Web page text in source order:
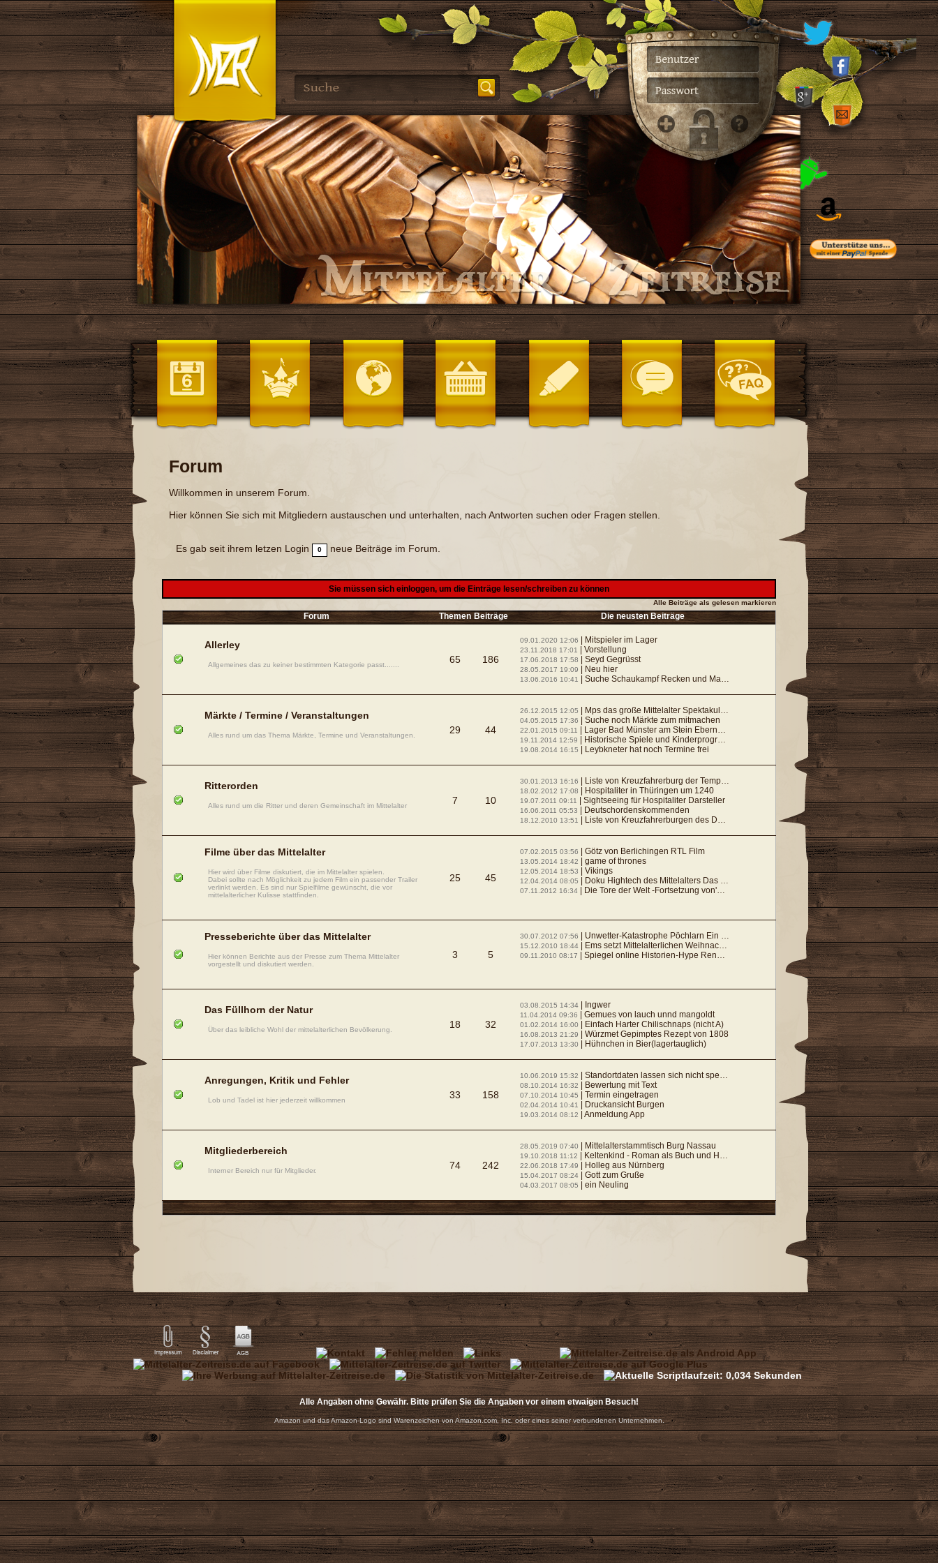
Forum
Willkommen in unserem Forum.
Hier können Sie sich mit Mitgliedern austauschen und unterhalten, nach Antworten suchen oder Fragen stellen.
Es gab seit ihrem letzen Login 0 neue Beiträge im Forum.
Sie müssen sich einloggen, um die Einträge lesen/schreiben zu können
Alle Beiträge als gelesen markieren
Forum Themen Beiträge Die neusten Beiträge
Allerley
Allgemeines das zu keiner bestimmten Kategorie passt....... 65 186
09.01.2020 12:06 | Mitspieler im Lager
23.11.2018 17:01 | Vorstellung
17.06.2018 17:58 | Seyd Gegrüsst
28.05.2017 19:09 | Neu hier
13.06.2016 10:41 | Suche Schaukampf Recken und Maiden in u. umzu Osterholz - Scharmbeck
Märkte / Termine / Veranstaltungen
Alles rund um das Thema Märkte, Termine und Veranstaltungen. 29 44
26.12.2015 12:05 | Mps das große Mittelalter Spektakulum geht pleite
04.05.2015 17:36 | Suche noch Märkte zum mitmachen
22.01.2015 09:11 | Lager Bad Münster am Stein Ebernburg
19.11.2014 12:59 | Historische Spiele und Kinderprogramm
19.08.2014 16:15 | Leybkneter hat noch Termine frei
Ritterorden
Alles rund um die Ritter und deren Gemeinschaft im Mittelalter 7 10
30.01.2013 16:16 | Liste von Kreuzfahrerburg der Tempelritter
18.02.2012 17:08 | Hospitaliter in Thüringen um 1240
19.07.2011 09:11 | Sightseeing für Hospitaliter Darsteller
16.06.2011 05:53 | Deutschordenskommenden
18.12.2010 13:51 | Liste von Kreuzfahrerburgen des Deutschen Ordens
Filme über das Mittelalter
Hier wird über Filme diskutiert, die im Mittelalter spielen.
Dabei sollte nach Möglichkeit zu jedem Film ein passender Trailer
verlinkt werden. Es sind nur Spielfilme gewünscht, die vor
mittelalterlicher Kulisse stattfinden.
25 45
07.02.2015 03:56 | Götz von Berlichingen RTL Film
13.05.2014 18:42 | game of thrones
12.05.2014 18:53 | Vikings
12.04.2014 08:05 | Doku Hightech des Mittelalters Das Wikinger-Schwert
07.11.2012 16:34 | Die Tore der Welt -Fortsetzung von'Die Säulen der Erde'-
Presseberichte über das Mittelalter
Hier können Berichte aus der Presse zum Thema Mittelalter
vorgestellt und diskutiert werden.
3 5
30.07.2012 07:56 | Unwetter-Katastrophe Pöchlarn Ein Toter, viele Verletzte
15.12.2010 18:44 | Ems setzt Mittelalterlichen Weihnachtsmarkt in Telgte unter Wasser
09.11.2010 08:17 | Spiegel online Historien-Hype Renaissance der Wanderhuren
Das Füllhorn der Natur
Über das leibliche Wohl der mittelalterlichen Bevölkerung. 18 32
03.08.2015 14:34 | Ingwer
11.04.2014 09:36 | Gemues von lauch unnd mangoldt
01.02.2014 16:00 | Einfach Harter Chilischnaps (nicht A)
16.08.2013 21:29 | Würzmet Gepimptes Rezept von 1808
17.07.2013 13:30 | Hühnchen in Bier(lagertauglich)
Anregungen, Kritik und Fehler
Lob und Tadel ist hier jederzeit willkommen 33 158
10.06.2019 15:32 | Standortdaten lassen sich nicht speichern.
08.10.2014 16:32 | Bewertung mit Text
07.10.2014 10:45 | Termin eingetragen
02.04.2014 10:41 | Druckansicht Burgen
19.03.2014 08:12 | Anmeldung App
Mitgliederbereich
Interner Bereich nur für Mitglieder. 74 242
28.05.2019 07:40 | Mittelalterstammtisch Burg Nassau
19.10.2018 11:12 | Keltenkind - Roman als Buch und Hörspiel
22.06.2018 17:49 | Holleg aus Nürnberg
15.04.2017 08:24 | Gott zum Gruße
04.03.2017 08:05 | ein Neuling
Alle Angaben ohne Gewähr. Bitte prüfen Sie die Angaben vor einem etwaigen Besuch!
Amazon und das Amazon-Logo sind Warenzeichen von Amazon.com, Inc. oder eines seiner verbundenen Unternehmen.